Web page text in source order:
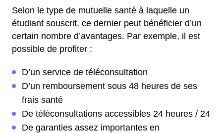
Selon le type de mutuelle santé à laquelle un
étudiant souscrit, ce dernier peut bénéficier d’un
certain nombre d’avantages. Par exemple, il est
possible de profiter :
D’un service de téléconsultation
D’un remboursement sous 48 heures de ses
frais santé
De téléconsultations accessibles 24 heures / 24
De garanties assez importantes en